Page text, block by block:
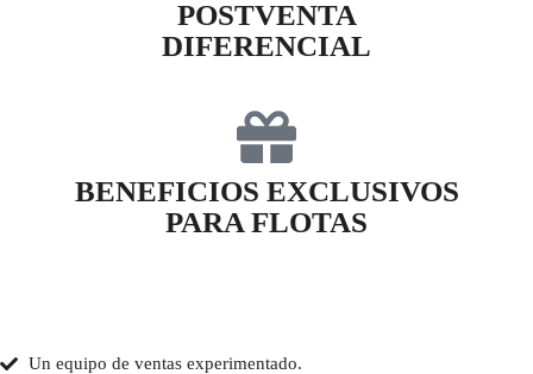
POSTVENTA
DIFERENCIAL
BENEFICIOS EXCLUSIVOS
PARA FLOTAS
Un equipo de ventas experimentado.